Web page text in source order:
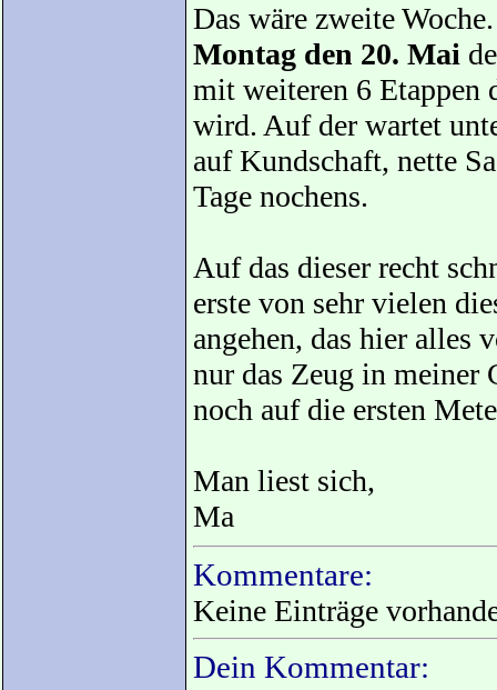
Das wäre zweite
Montag den 20. Mai
mit weiteren 6 Etappen
wird. Auf der wartet
auf Kundschaft, nette
Tage nochens.
Auf das dieser recht
erste von sehr vielen
angehen, das hier alles
nur das Zeug in meiner
noch auf die ersten
Man liest sich,
Ma
Kommentare:
Keine Einträge
Dein Kommentar: